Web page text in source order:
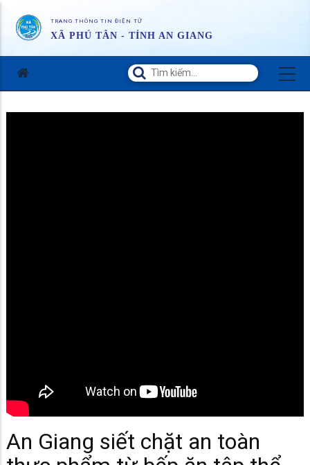
TRANG THÔNG TIN ĐIỆN TỬ
XÃ PHÚ TÂN - TỈNH AN GIANG
An Giang siết chặt an toàn